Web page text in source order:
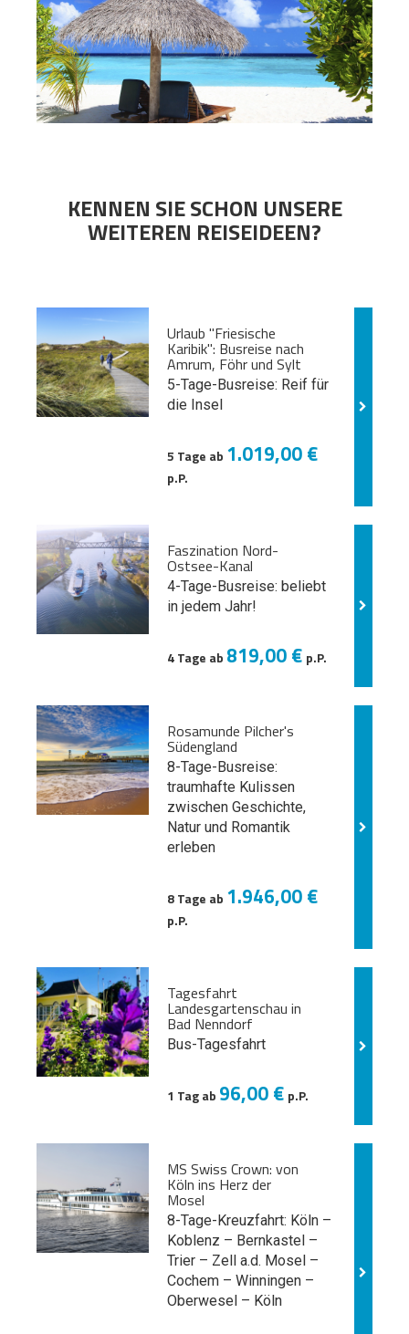
KENNEN SIE SCHON UNSERE
WEITEREN REISEIDEEN?
Urlaub "Friesische
Karibik": Busreise nach
Amrum, Föhr und Sylt
5-Tage-Busreise: Reif für
die Insel
5 Tage ab 1.019,00 €
p.P.
Faszination Nord-
Ostsee-Kanal
4-Tage-Busreise: beliebt
in jedem Jahr!
4 Tage ab 819,00 € p.P.
Rosamunde Pilcher's
Südengland
8-Tage-Busreise:
traumhafte Kulissen
zwischen Geschichte,
Natur und Romantik
erleben
8 Tage ab 1.946,00 €
p.P.
Tagesfahrt
Landesgartenschau in
Bad Nenndorf
Bus-Tagesfahrt
1 Tag ab 96,00 € p.P.
MS Swiss Crown: von
Köln ins Herz der
Mosel
8-Tage-Kreuzfahrt: Köln –
Koblenz – Bernkastel –
Trier – Zell a.d. Mosel –
Cochem – Winningen –
Oberwesel – Köln